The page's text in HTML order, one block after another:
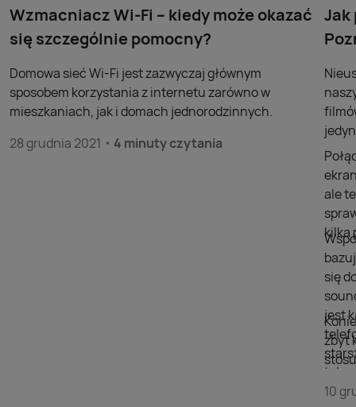
Wzmacniacz Wi-Fi – kiedy może okazać
się szczególnie pomocny?
Domowa sieć Wi-Fi jest zazwyczaj głównym
sposobem korzystania z internetu zarówno w
mieszkaniach, jak i domach jednorodzinnych.
28 grudnia 2021
4 minuty czytania
Jak
ale
kilka
się
jest
zbyt
10